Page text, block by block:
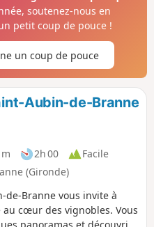
soutenez-nous en
petit coup de pouce !
un coup de pouce
Aubin-de-Branne
2h 00
Facile
(Gironde)
de-Branne vous invite à
cœur des vignobles. Vous
panoramas et découvrir